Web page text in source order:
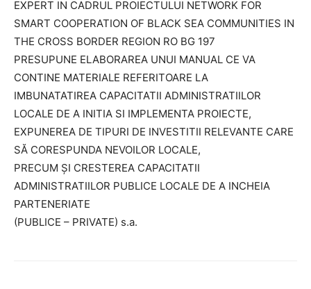
EXPERT IN CADRUL PROIECTULUI NETWORK FOR
SMART COOPERATION OF BLACK SEA COMMUNITIES IN
THE CROSS BORDER REGION RO BG 197
PRESUPUNE ELABORAREA UNUI MANUAL CE VA
CONTINE MATERIALE REFERITOARE LA
IMBUNATATIREA CAPACITATII ADMINISTRATIILOR
LOCALE DE A INITIA SI IMPLEMENTA PROIECTE,
EXPUNEREA DE TIPURI DE INVESTITII RELEVANTE CARE
SĂ CORESPUNDA NEVOILOR LOCALE,
PRECUM ȘI CRESTEREA CAPACITATII
ADMINISTRATIILOR PUBLICE LOCALE DE A INCHEIA
PARTENERIATE
(PUBLICE – PRIVATE) s.a.